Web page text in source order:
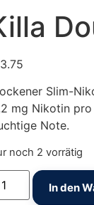
3.75
Slim-
mg Nikotin
Note.
noch 2 vorrätig
Double Dutch
In den